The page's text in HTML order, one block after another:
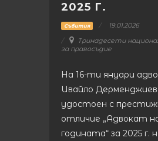
2025 Г.
Събития
19.01.2026
Тринадесети
за правосъдие
На 16-ти януари
Ивайло
удостоен с
отличие „Адвокат
годината“ за 2025 г.